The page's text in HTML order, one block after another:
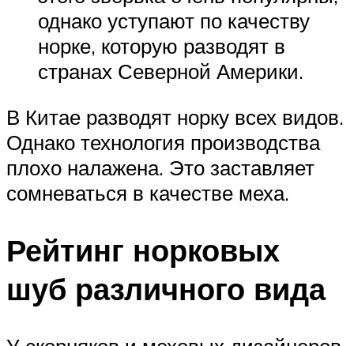
однако уступают по качеству
норке, которую разводят в
странах Северной Америки.
В Китае разводят норку всех видов.
Однако технология производства
плохо налажена. Это заставляет
сомневаться в качестве меха.
Рейтинг норковых
шуб различного вида